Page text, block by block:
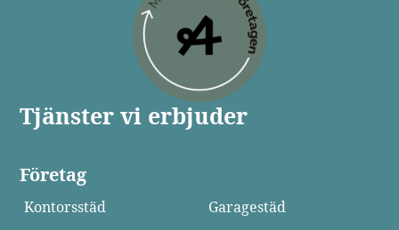
Tjänster vi erbjuder
Företag
Kontorsstäd
Garagestäd